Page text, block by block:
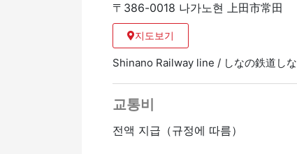
〒386-0018 나가노현 上田市常田
지도보기
Shinano Railway line / しなの鉄道し
교통비
전액 지급（규정에 따름）